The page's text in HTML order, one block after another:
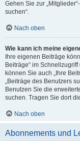
Gehen Sie zur
suchen“.
Nach oben
Wie kann ich meine
Ihre eigenen Beiträge
Beiträge“ im
können Sie auch „Ihre
„Beiträge des Benutzers
Benutzen Sie die
suchen. Tragen Sie dort
Nach oben
Abonnements und